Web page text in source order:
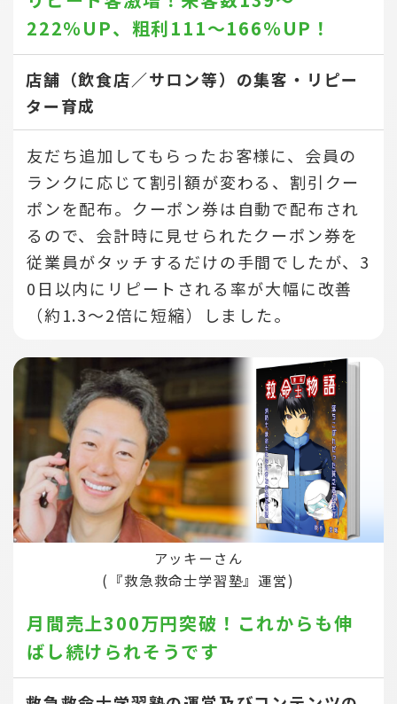
222％UP、 粗利111～166％UP！
店舗（飲食店／サロン等）の集客・リピー
ター育成
友だち追加してもらったお客様に、会員の
ランクに応じて割引額が変わる、割引クー
ポンを配布。クーポン券は自動で配布され
るので、会計時に見せられたクーポン券を
従業員がタッチするだけの手間でしたが、3
0日以内にリピートされる率が大幅に改善
（約1.3～2倍に短縮）しました。
アッキーさん
(『救急救命士学習塾』運営)
月間売上300万円突破！ これからも伸
ばし続けられそうです